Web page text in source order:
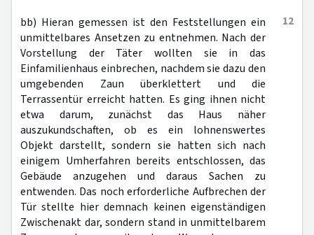
12
bb) Hieran gemessen ist den Feststellungen ein
unmittelbares Ansetzen zu entnehmen. Nach der
Vorstellung der Täter wollten sie in das
Einfamilienhaus einbrechen, nachdem sie dazu den
umgebenden Zaun überklettert und die
Terrassentür erreicht hatten. Es ging ihnen nicht
etwa darum, zunächst das Haus näher
auszukundschaften, ob es ein lohnenswertes
Objekt darstellt, sondern sie hatten sich nach
einigem Umherfahren bereits entschlossen, das
Gebäude anzugehen und daraus Sachen zu
entwenden. Das noch erforderliche Aufbrechen der
Tür stellte hier demnach keinen eigenständigen
Zwischenakt dar, sondern stand in unmittelbarem